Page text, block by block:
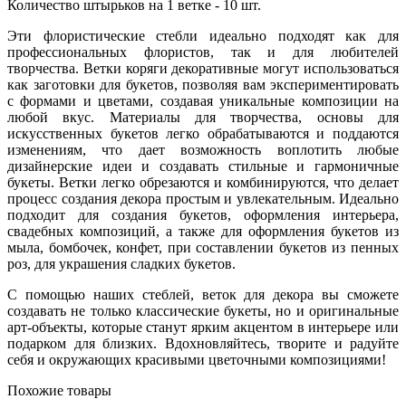
Количество штырьков на 1 ветке - 10 шт.
Эти флористические стебли идеально подходят как для
профессиональных флористов, так и для любителей
творчества. Ветки коряги декоративные могут использоваться
как заготовки для букетов, позволяя вам экспериментировать
с формами и цветами, создавая уникальные композиции на
любой вкус. Материалы для творчества, основы для
искусственных букетов легко обрабатываются и поддаются
изменениям, что дает возможность воплотить любые
дизайнерские идеи и создавать стильные и гармоничные
букеты. Ветки легко обрезаются и комбинируются, что делает
процесс создания декора простым и увлекательным. Идеально
подходит для создания букетов, оформления интерьера,
свадебных композиций, а также для оформления букетов из
мыла, бомбочек, конфет, при составлении букетов из пенных
роз, для украшения сладких букетов.
С помощью наших стеблей, веток для декора вы сможете
создавать не только классические букеты, но и оригинальные
арт-объекты, которые станут ярким акцентом в интерьере или
подарком для близких. Вдохновляйтесь, творите и радуйте
себя и окружающих красивыми цветочными композициями!
Похожие товары